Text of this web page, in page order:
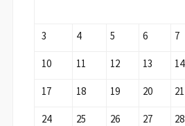
3 4 5 6 7
10 11 12 13 14
17 18 19 20 21
24 25 26 27 28